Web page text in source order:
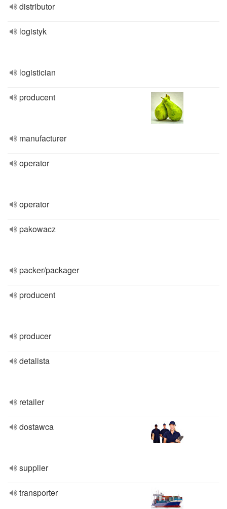
distributor
logistyk
logistician
producent
manufacturer
operator
operator
pakowacz
packer/packager
producent
producer
detalista
retailer
dostawca
supplier
transporter